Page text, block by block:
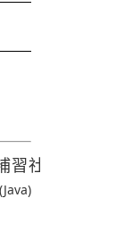
習社